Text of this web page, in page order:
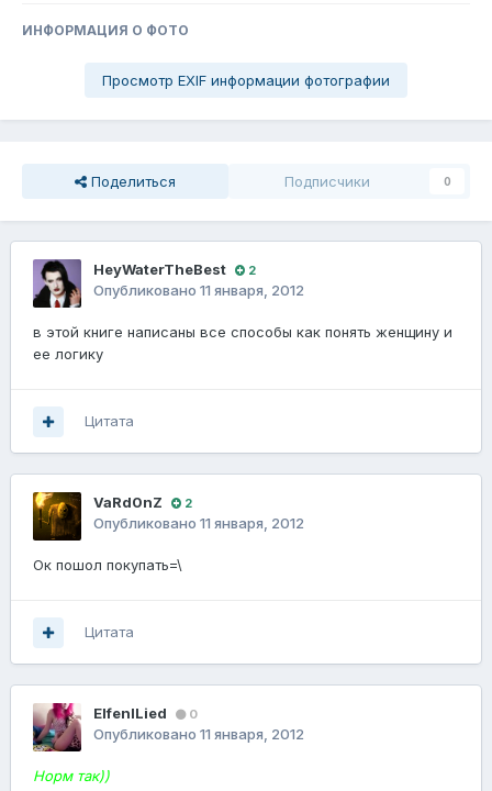
ИНФОРМАЦИЯ О ФОТО
Просмотр EXIF информации фотографии
Поделиться Подписчики 0
HeyWaterTheBest 2
Опубликовано 11 января, 2012
в этой книге написаны все способы как понять женщину и
ее логику
Цитата
VaRd0nZ 2
Опубликовано 11 января, 2012
Ок пошол покупать=\
Цитата
ElfenlLied 0
Опубликовано 11 января, 2012
Норм так))